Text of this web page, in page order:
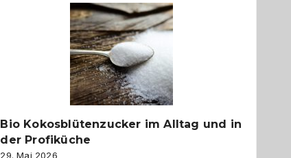
Freund
in
Gefahr
ist:
Brandschutz
für
Hunde
eigenen
Bio Kokosblütenzucker im Alltag und in
der Profiküche
29. Mai 2026